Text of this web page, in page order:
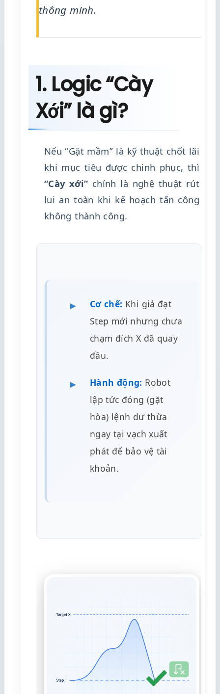
thông minh.
1. Logic “Cày
Xới” là gì?
Nếu “Gặt mầm” là kỹ thuật chốt lãi
khi mục tiêu được chinh phục, thì
“Cày xới” chính là nghệ thuật rút
lui an toàn khi kế hoạch tấn công
không thành công.
Cơ chế: Khi giá đạt
Step mới nhưng chưa
chạm đích X đã quay
đầu.
Hành động: Robot
lập tức đóng (gặt
hòa) lệnh dư thừa
ngay tại vạch xuất
phát để bảo vệ tài
khoản.